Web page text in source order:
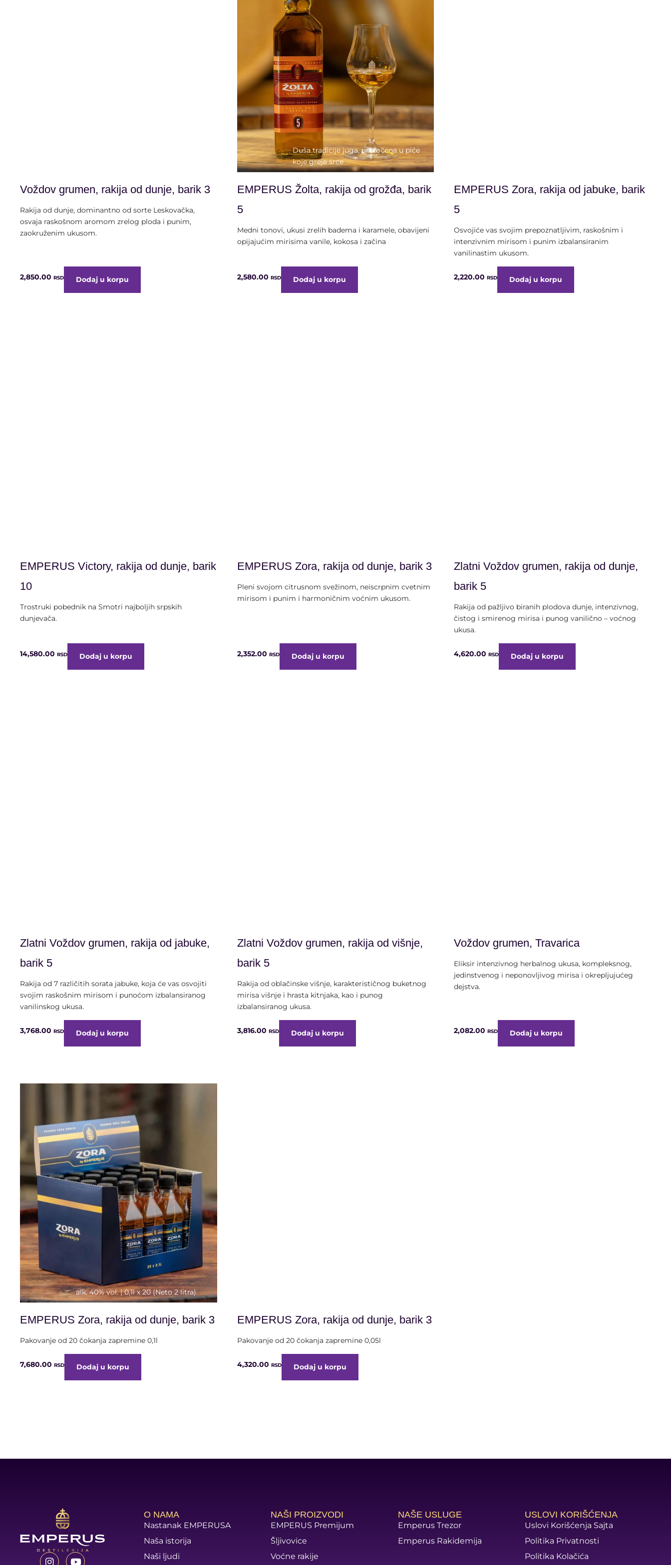
Voždov grumen, rakija od dunje, barik 3
Rakija od dunje, dominantno od sorte Leskovačka,
osvaja raskošnom aromom zrelog ploda i punim,
zaokruženim ukusom.
2,850.00 RSD Dodaj u korpu
Duša tradicije juga, pretočena u piće
koje greje srce
EMPERUS Žolta, rakija od grožđa, barik
5
Medni tonovi, ukusi zrelih badema i karamele, obavijeni
opijajućim mirisima vanile, kokosa i začina
2,580.00 RSD Dodaj u korpu
EMPERUS Zora, rakija od jabuke, barik
5
Osvojiće vas svojim prepoznatljivim, raskošnim i
intenzivnim mirisom i punim izbalansiranim
vanilinastim ukusom.
2,220.00RSD Dodaj u korpu
EMPERUS Victory, rakija od dunje, barik
10
Trostruki pobednik na Smotri najboljih srpskih
dunjevača.
14,580.00 RSD Dodaj u korpu
EMPERUS Zora, rakija od dunje, barik 3
Pleni svojom citrusnom svežinom, neiscrpnim cvetnim
mirisom i punim i harmoničnim voćnim ukusom.
2,352.00 RSD Dodaj u korpu
Zlatni Voždov grumen, rakija od dunje,
barik 5
Rakija od pažljivo biranih plodova dunje, intenzivnog,
čistog i smirenog mirisa i punog vanilično – voćnog
ukusa.
4,620.00RSD Dodaj u korpu
Zlatni Voždov grumen, rakija od jabuke,
barik 5
Rakija od 7 različitih sorata jabuke, koja će vas osvojiti
svojim raskošnim mirisom i punoćom izbalansiranog
vanilinskog ukusa.
3,768.00 RSD Dodaj u korpu
Zlatni Voždov grumen, rakija od višnje,
barik 5
Rakija od oblačinske višnje, karakterističnog buketnog
mirisa višnje i hrasta kitnjaka, kao i punog
izbalansiranog ukusa.
3,816.00 RSD Dodaj u korpu
Voždov grumen, Travarica
Eliksir intenzivnog herbalnog ukusa, kompleksnog,
jedinstvenog i neponovljivog mirisa i okrepljujućeg
dejstva.
2,082.00RSD Dodaj u korpu
alk. 40% vol. | 0,1l x 20 (Neto 2 litra)
EMPERUS Zora, rakija od dunje, barik 3
Pakovanje od 20 čokanja zapremine 0,1l
7,680.00 RSD Dodaj u korpu
EMPERUS Zora, rakija od dunje, barik 3
Pakovanje od 20 čokanja zapremine 0,05l
4,320.00 RSD Dodaj u korpu
O NAMA
Nastanak EMPERUSA
Naša istorija
Naši ljudi
NAŠI PROIZVODI
EMPERUS Premijum
Šljivovice
Voćne rakije
NAŠE USLUGE
Emperus Trezor
Emperus Rakidemija
USLOVI KORIŠĆENJA
Uslovi Korišćenja Sajta
Politika Privatnosti
Politika Kolačića